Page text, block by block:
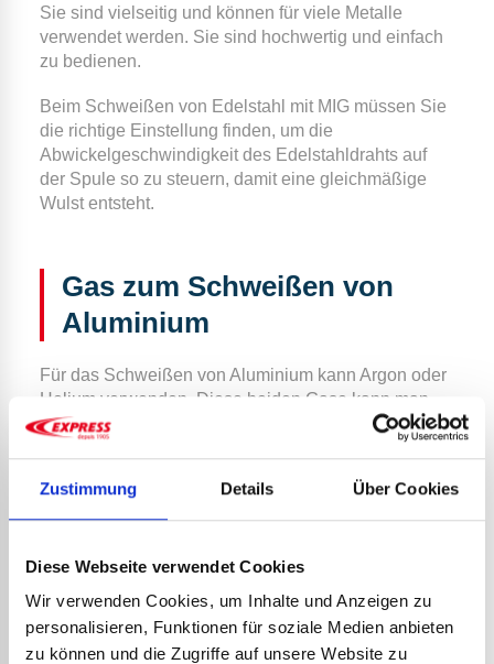
Zustimmung Details Über Cookies
Diese Webseite verwendet Cookies
Wir verwenden Cookies, um Inhalte und Anzeigen zu
personalisieren, Funktionen für soziale Medien anbieten
zu können und die Zugriffe auf unsere Website zu
Sie sind vielseitig und können für viele Metalle
verwendet werden. Sie sind hochwertig und einfach
zu bedienen.
Beim Schweißen von Edelstahl mit MIG müssen Sie
die richtige Einstellung finden, um die
Abwickelgeschwindigkeit des Edelstahldrahts auf
der Spule so zu steuern, damit eine gleichmäßige
Wulst entsteht.
Gas zum Schweißen von
Aluminium
Für das Schweißen von Aluminium kann Argon oder
Helium verwenden. Diese beiden Gase kann man
rein oder gemischt verwenden. Reines Argon ist das
bei Argon. Damit können Sie höhere Temperaturen
erzeugen.
Die Zusammensetzung des Gemischs von Argon
damit die Schweißgeschwindigkeit. Das Schweißen
mit Argon verleiht der behandelten Oberfläche ein